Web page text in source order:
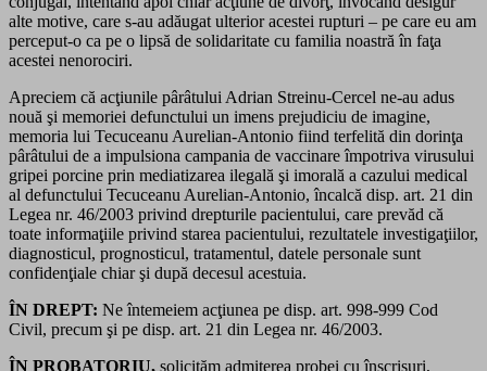
alte motive, care s-au adăugat ulterior acestei rupturi – pe care eu am
perceput-o ca pe o lipsă de solidaritate cu familia noastră în faţa
acestei nenorociri.
Apreciem că acţiunile pârâtului Adrian Streinu-Cercel ne-au adus
nouă şi memoriei defunctului un imens prejudiciu de imagine,
memoria lui Tecuceanu Aurelian-Antonio fiind terfelită din dorinţa
pârâtului de a impulsiona campania de vaccinare împotriva virusului
gripei porcine prin mediatizarea ilegală şi imorală a cazului medical
al defunctului Tecuceanu Aurelian-Antonio, încalcă disp. art. 21 din
Legea nr. 46/2003 privind drepturile pacientului, care prevăd că
toate informaţiile privind starea pacientului, rezultatele investigaţiilor,
diagnosticul, prognosticul, tratamentul, datele personale sunt
confidenţiale chiar şi după decesul acestuia.
ÎN DREPT: Ne întemeiem acţiunea pe disp. art. 998-999 Cod
Civil, precum şi pe disp. art. 21 din Legea nr. 46/2003.
ÎN PROBATORIU, solicităm admiterea probei cu înscrisuri,